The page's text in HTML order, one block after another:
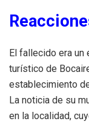
El fallecido era un
turístico de
establecimiento
La noticia de su
en la localidad,